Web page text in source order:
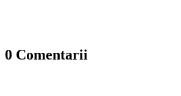
0 Comentarii